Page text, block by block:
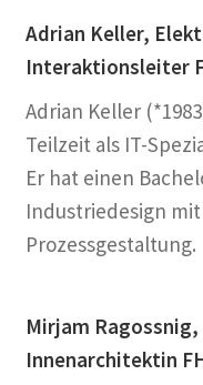
Adrian Keller,
Interaktionsleiter
Adrian Keller
Teilzeit als IT-
Er hat einen
Industriedesign
Prozessgestaltung.
Mirjam
Innenarchitektin